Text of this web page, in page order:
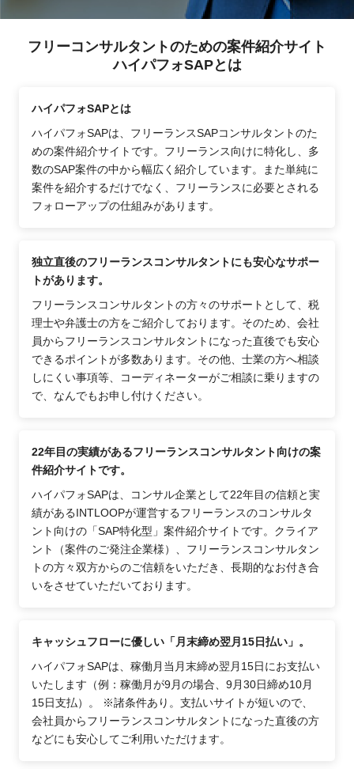
フリーコンサルタントのための案件紹介サイト
ハイパフォSAPとは
ハイパフォSAPとは
ハイパフォSAPは、フリーランスSAPコンサルタントのた
めの案件紹介サイトです。フリーランス向けに特化し、多
数のSAP案件の中から幅広く紹介しています。また単純に
案件を紹介するだけでなく、フリーランスに必要とされる
フォローアップの仕組みがあります。
独立直後のフリーランスコンサルタントにも安心なサポー
トがあります。
フリーランスコンサルタントの方々のサポートとして、税
理士や弁護士の方をご紹介しております。そのため、会社
員からフリーランスコンサルタントになった直後でも安心
できるポイントが多数あります。その他、士業の方へ相談
しにくい事項等、コーディネーターがご相談に乗りますの
で、なんでもお申し付けください。
22年目の実績があるフリーランスコンサルタント向けの案
件紹介サイトです。
ハイパフォSAPは、コンサル企業として22年目の信頼と実
績があるINTLOOPが運営するフリーランスのコンサルタ
ント向けの「SAP特化型」案件紹介サイトです。クライア
ント（案件のご発注企業様）、フリーランスコンサルタン
トの方々双方からのご信頼をいただき、長期的なお付き合
いをさせていただいております。
キャッシュフローに優しい「月末締め翌月15日払い」。
ハイパフォSAPは、稼働月当月末締め翌月15日にお支払い
いたします（例：稼働月が9月の場合、9月30日締め10月
15日支払）。 ※諸条件あり。支払いサイトが短いので、
会社員からフリーランスコンサルタントになった直後の方
などにも安心してご利用いただけます。